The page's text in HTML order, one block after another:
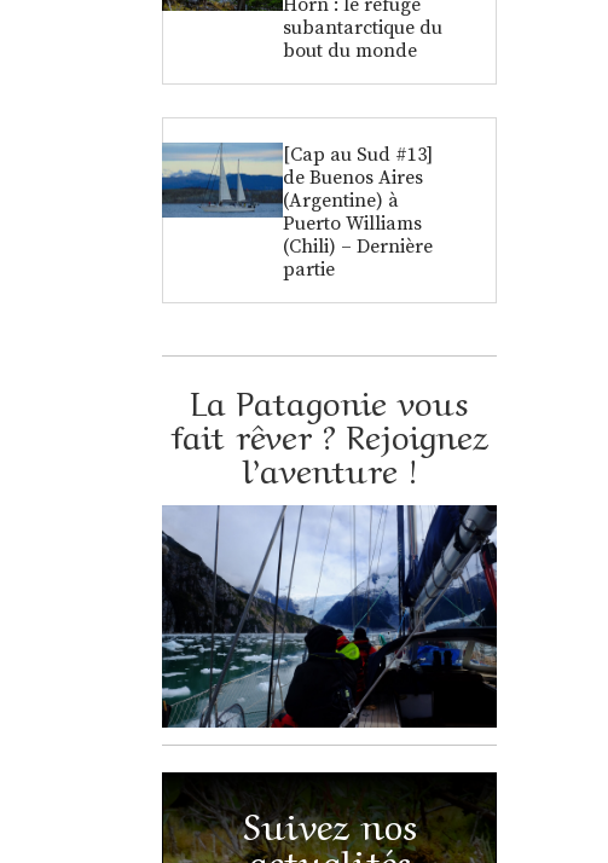
Horn : le refuge
subantarctique du
bout du monde
[Cap au Sud #13]
de Buenos Aires
(Argentine) à
Puerto Williams
(Chili) – Dernière
partie
La Patagonie vous
fait rêver ? Rejoignez
l’aventure !
Suivez nos